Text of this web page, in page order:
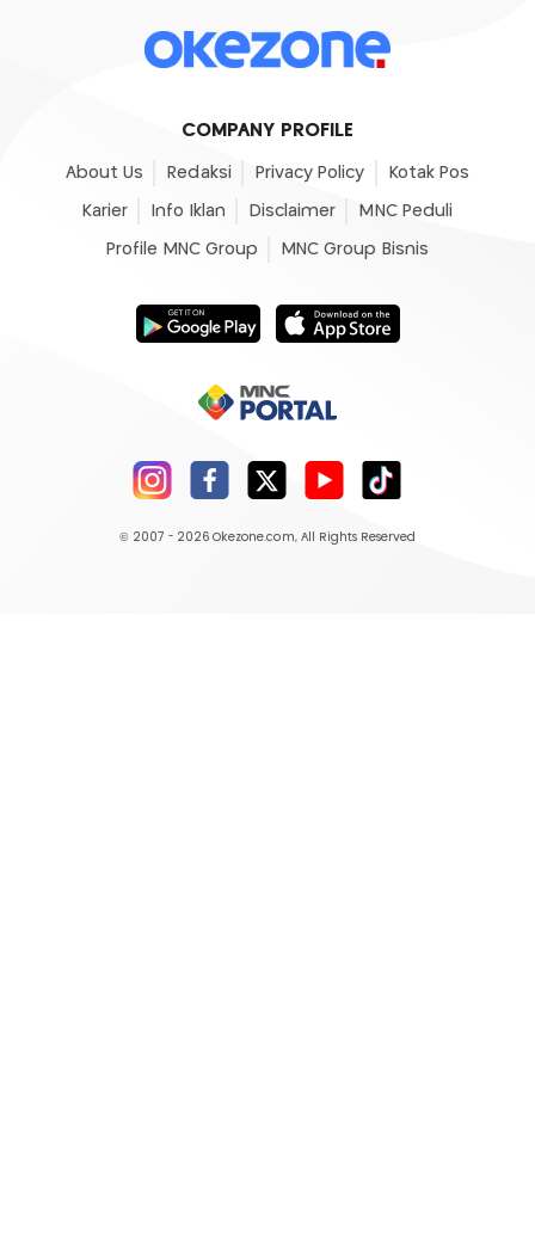
COMPANY PROFILE
About Us Redaksi Privacy Policy Kotak Pos
Karier Info Iklan Disclaimer MNC Peduli
Profile MNC Group MNC Group Bisnis
© 2007 - 2026 Okezone.com, All Rights Reserved